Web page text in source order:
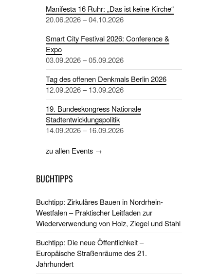
Manifesta 16 Ruhr: „Das ist keine Kirche“
20.06.2026 – 04.10.2026
Smart City Festival 2026: Conference &
Expo
03.09.2026 – 05.09.2026
Tag des offenen Denkmals Berlin 2026
12.09.2026 – 13.09.2026
19. Bundeskongress Nationale
Stadtentwicklungspolitik
14.09.2026 – 16.09.2026
zu allen Events →
BUCHTIPPS
Buchtipp: Zirkuläres Bauen in Nordrhein-
Westfalen – Praktischer Leitfaden zur
Wiederverwendung von Holz, Ziegel und Stahl
Buchtipp: Die neue Öffentlichkeit –
Europäische Straßenräume des 21.
Jahrhundert